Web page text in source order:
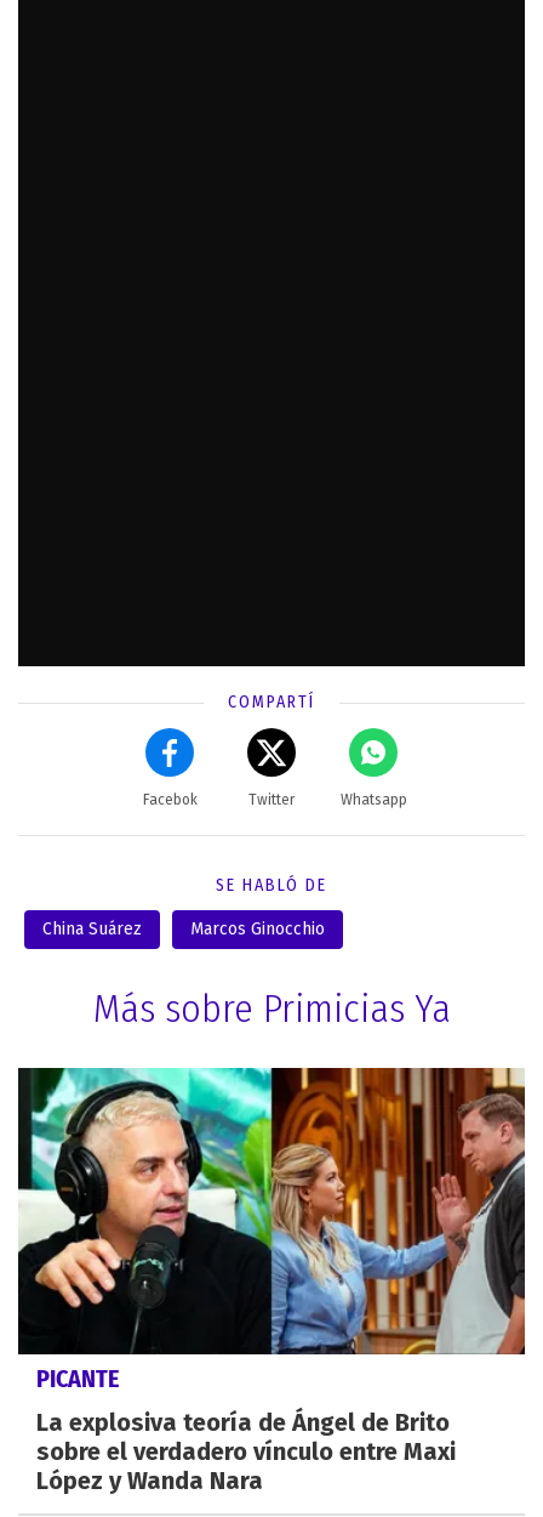
COMPARTÍ
Facebok Twitter Whatsapp
SE HABLÓ DE
China Suárez Marcos Ginocchio
Más sobre Primicias Ya
PICANTE
La explosiva teoría de Ángel de Brito
sobre el verdadero vínculo entre Maxi
López y Wanda Nara